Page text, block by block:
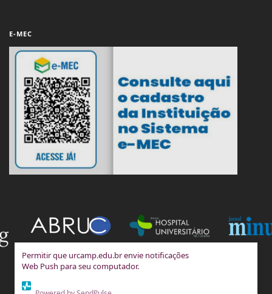
Permitir que urcamp.edu.br envie notificações
Web Push para seu computador.
E-MEC